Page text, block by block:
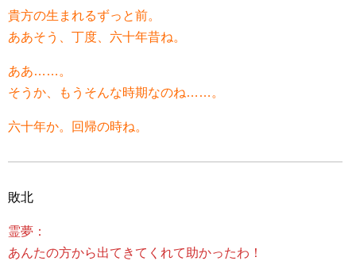
貴方の生まれるずっと前。
ああそう、丁度、六十年昔ね。
ああ……。
そうか、もうそんな時期なのね……。
六十年か。回帰の時ね。
敗北
霊夢：
あんたの方から出てきてくれて助かったわ！